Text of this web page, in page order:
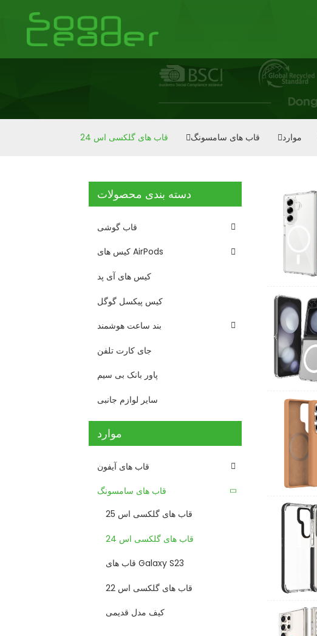
موارد قاب های سامسونگ قاب های گلکسی اس 24
دسته بندی محصولات
قاب گوشی
کیس های AirPods
کیس های آی پد
کیس پیکسل گوگل
بند ساعت هوشمند
جای کارت تلفن
پاور بانک بی سیم
سایر لوازم جانبی
موارد
قاب های آیفون
قاب های سامسونگ
قاب های گلکسی اس 25
قاب های گلکسی اس 24
قاب های Galaxy S23
قاب های گلکسی اس 22
کیف مدل قدیمی